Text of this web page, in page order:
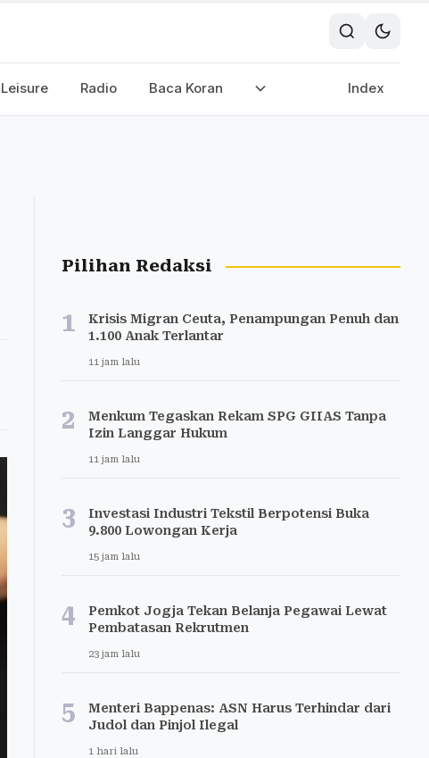
Leisure Radio Baca Koran Index
Pilihan Redaksi
1
Krisis Migran Ceuta, Penampungan Penuh dan
1.100 Anak Terlantar
11 jam lalu
2
Menkum Tegaskan Rekam SPG GIIAS Tanpa
Izin Langgar Hukum
11 jam lalu
3
Investasi Industri Tekstil Berpotensi Buka
9.800 Lowongan Kerja
15 jam lalu
4
Pemkot Jogja Tekan Belanja Pegawai Lewat
Pembatasan Rekrutmen
23 jam lalu
5
Menteri Bappenas: ASN Harus Terhindar dari
Judol dan Pinjol Ilegal
1 hari lalu